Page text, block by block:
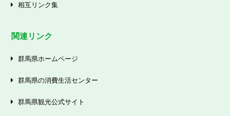
相互リンク集
関連リンク
群馬県ホームページ
群馬県の消費生活センター
群馬県観光公式サイト